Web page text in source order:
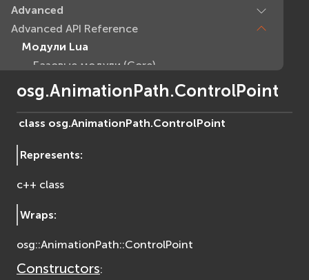
Advanced
Advanced API Reference
Модули Lua
Базовые модули (Core)
EVcommon
evlua
Граф Сцены (Scene Graph)
EVosgAnimation
EVosgHMD
EVosgShadow
osg.AnimationPath.ControlPoint
class osg.AnimationPath.ControlPoint
Represents:
c++ class
Wraps:
osg::AnimationPath::ControlPoint
Constructors: